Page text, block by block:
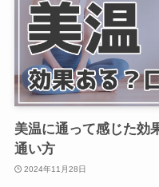
美温に通って感じた効
通い方
2024年11月28日